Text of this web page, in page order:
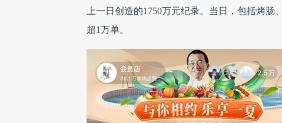
上一日创造的1750万元纪录。当日，包括烤
超1万单。